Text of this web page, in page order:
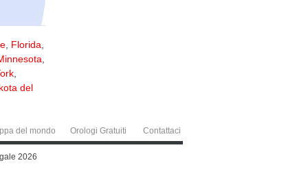
Florida
del
del mondo Orologi Gratuiti Contattaci
2026